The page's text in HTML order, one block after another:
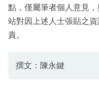
點，僅屬筆者個人意見
站對因上述人士張貼之
責。
撰文：陳永鍵